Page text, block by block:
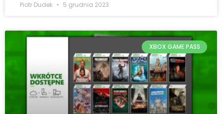
Piotr Dudek 5 grudnia 2023
XBOX GAME PASS